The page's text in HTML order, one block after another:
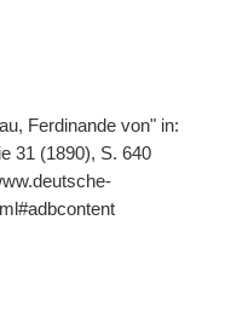
Ferdinande von" in:
31 (1890), S. 640